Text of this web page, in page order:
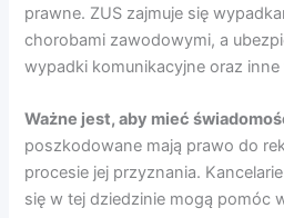
prawne. ZUS zajmuje się
chorobami zawodowymi, a
wypadki komunikacyjne oraz
Ważne jest, aby mieć
poszkodowane mają prawo do
procesie jej przyznania.
się w tej dziedzinie mogą pomóc